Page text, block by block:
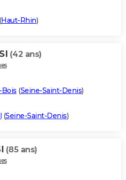
(Haut-Rhin)
(42 ans)
Bois (Seine-Saint-Denis)
(Seine-Saint-Denis)
(85 ans)